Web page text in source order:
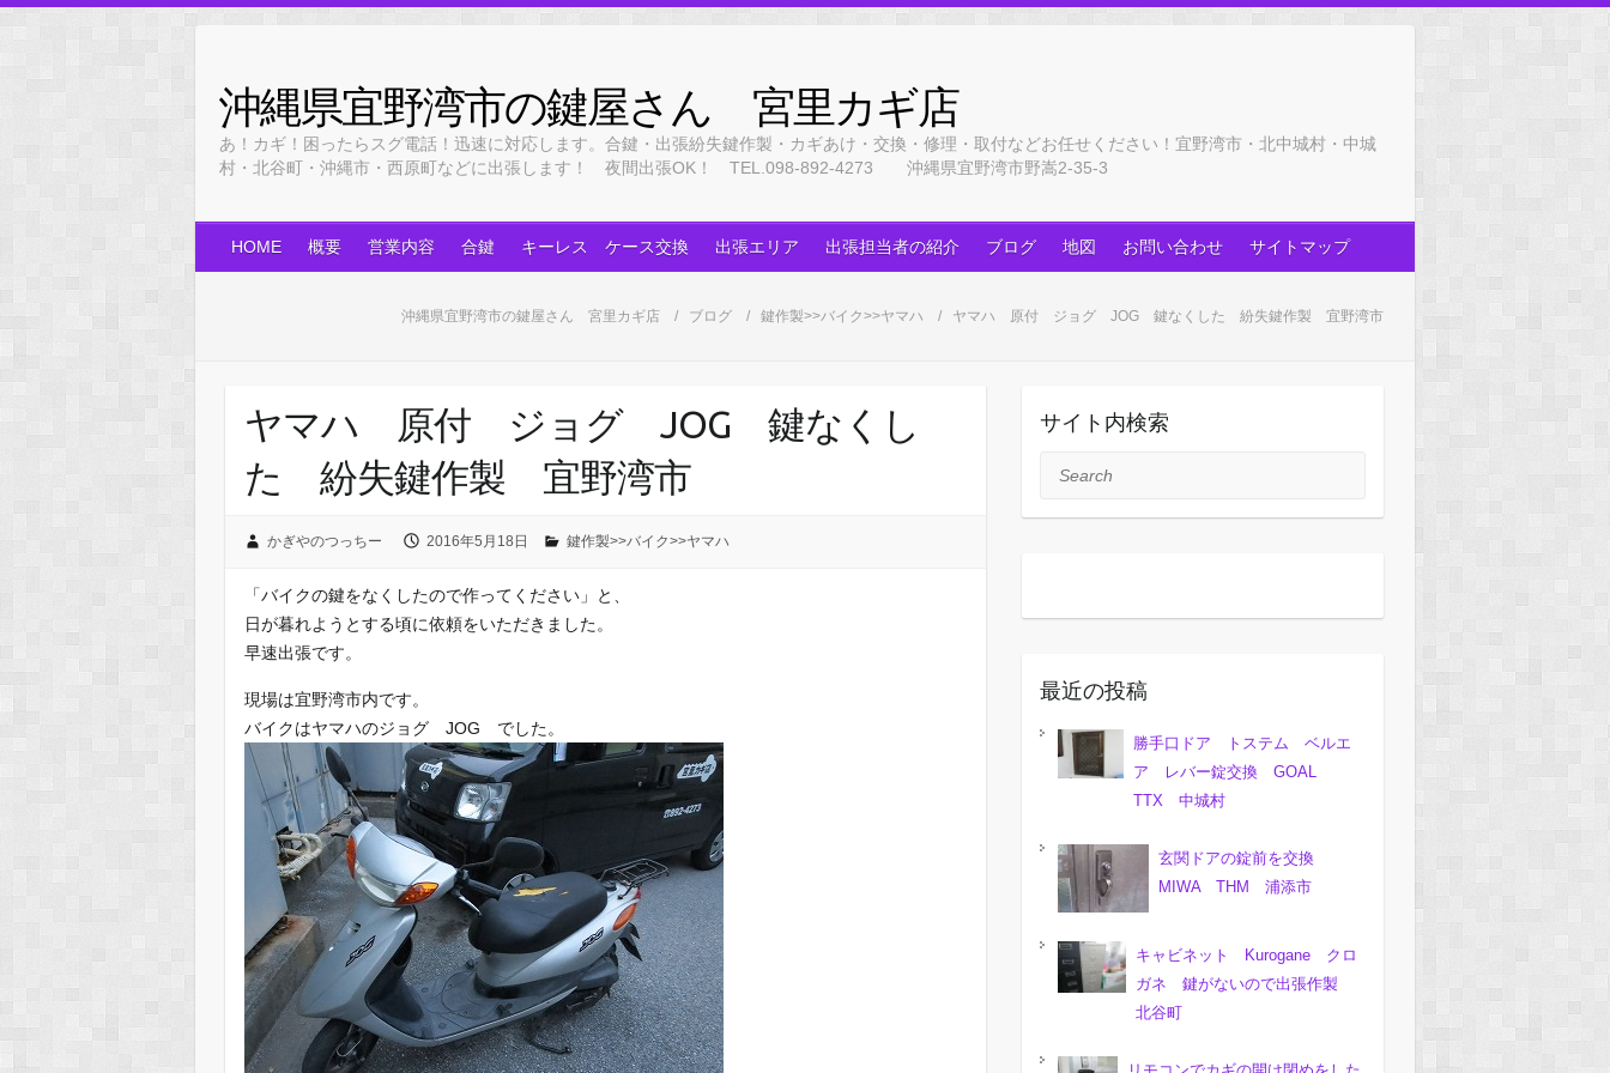
content
沖縄県宜野湾市の鍵屋さん 宮里カギ店
あ！カギ！困ったらスグ電話！迅速に対応します。合鍵・出張紛失鍵作製・カギあけ・交換・修理・取付などお任せください！宜野湾市・北中城村・中城
村・北谷町・沖縄市・西原町などに出張します！ 夜間出張OK！ TEL.098-892-4273 沖縄県宜野湾市野嵩2-35-3
HOME 概要 営業内容 合鍵 キーレス ケース交換 出張エリア 出張担当者の紹介 ブログ 地図 お問い合わせ サイトマップ
沖縄県宜野湾市の鍵屋さん 宮里カギ店 ブログ 鍵作製>>バイク>>ヤマハ ヤマハ 原付 ジョグ JOG 鍵なくした 紛失鍵作製 宜野湾市
ヤマハ 原付 ジョグ JOG 鍵なくし
た 紛失鍵作製 宜野湾市
かぎやのつっちー 2016年5月18日 鍵作製>>バイク>>ヤマハ
「バイクの鍵をなくしたので作ってください」と、
日が暮れようとする頃に依頼をいただきました。
早速出張です。
現場は宜野湾市内です。
バイクはヤマハのジョグ JOG でした。
サイト内検索
Search
最近の投稿
勝手口ドア トステム ベルエ
ア レバー錠交換 GOAL
TTX 中城村
玄関ドアの錠前を交換
MIWA THM 浦添市
キャビネット Kurogane クロ
ガネ 鍵がないので出張作製
北谷町